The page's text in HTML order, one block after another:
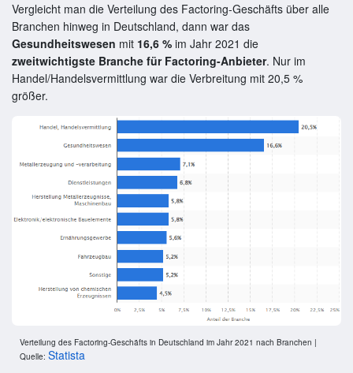
Vergleicht man die Verteilung des Factoring-Geschäfts über alle
Branchen hinweg in Deutschland, dann war das
Gesundheitswesen mit 16,6 % im Jahr 2021 die
zweitwichtigste Branche für Factoring-Anbieter. Nur im
Handel/Handelsvermittlung war die Verbreitung mit 20,5 %
größer.
Verteilung des Factoring-Geschäfts in Deutschland im Jahr 2021 nach Branchen |
Quelle: Statista